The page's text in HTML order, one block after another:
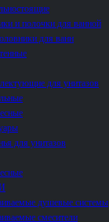
и полочки для ванной
для ванн
для унитазов
для унитазов
душевые системы
смесители